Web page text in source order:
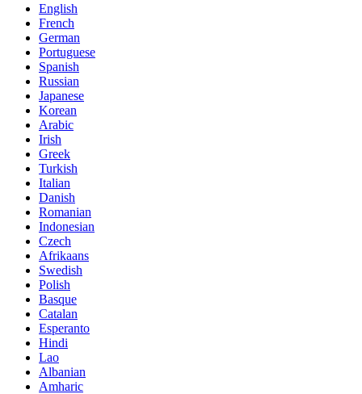
English
French
German
Portuguese
Spanish
Russian
Japanese
Korean
Arabic
Irish
Greek
Turkish
Italian
Danish
Romanian
Indonesian
Czech
Afrikaans
Swedish
Polish
Basque
Catalan
Esperanto
Hindi
Lao
Albanian
Amharic